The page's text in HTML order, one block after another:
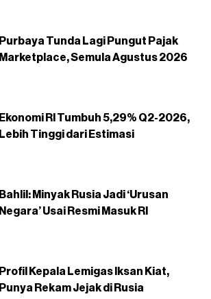
Purbaya Tunda Lagi Pungut Pajak
Marketplace, Semula Agustus 2026
Ekonomi RI Tumbuh 5,29% Q2-2026,
Lebih Tinggi dari Estimasi
Bahlil: Minyak Rusia Jadi ‘Urusan
Negara’ Usai Resmi Masuk RI
Profil Kepala Lemigas Iksan Kiat,
Punya Rekam Jejak di Rusia